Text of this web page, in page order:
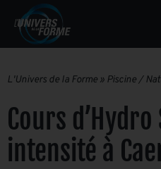
L'Univers de la Forme » Piscine /
Cours
intensité à